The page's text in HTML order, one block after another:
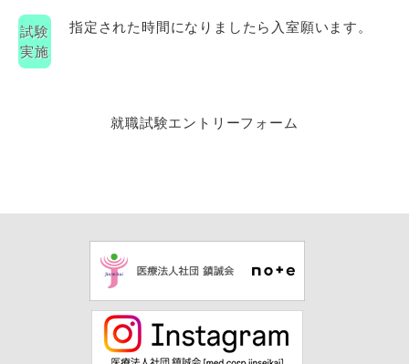
試験
実施
指定された時間になりましたら入室願います。
就職試験エントリーフォーム